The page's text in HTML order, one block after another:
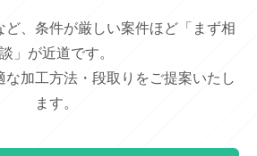
ど、条件が厳しい案件ほど「まず相
談」が近道です。
な加工方法・段取りをご提案いたし
ます。